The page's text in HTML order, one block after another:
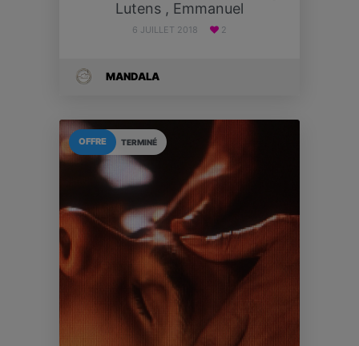
Lutens , Emmanuel
6 JUILLET 2018 2
MANDALA
TERMINÉ
OFFRE